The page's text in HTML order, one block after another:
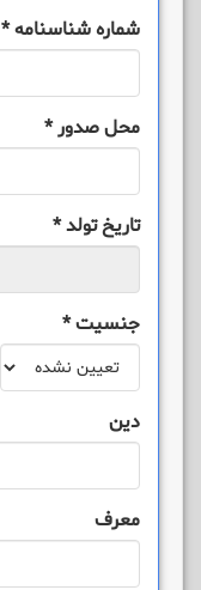
شماره شناسنامه*
محل صدور*
تاریخ تولد*
جنسیت*
دین
معرف